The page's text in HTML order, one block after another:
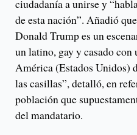
ciudadanía a unirse y
de esta nación”. Añadió
Donald Trump es un
un latino, gay y casado con
América (Estados Unidos)
las casillas”, detalló, en
población que
del mandatario.